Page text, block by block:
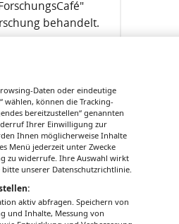
behandelt.
Veranstaltung
– Patientenwissen:MeinMed.at
Daten oder eindeutige
wählen, können die Tracking-
bereitzustellen“ genannten
Ihrer Einwilligung zur
Ihnen möglicherweise Inhalte
Menü jederzeit unter Zwecke
zu widerrufe. Ihre Auswahl wirkt
unserer Datenschutzrichtlinie.
aktiv abfragen. Speichern von
und Inhalte, Messung von